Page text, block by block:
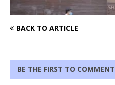
BACK TO ARTICLE
BE THE FIRST TO COMMENT